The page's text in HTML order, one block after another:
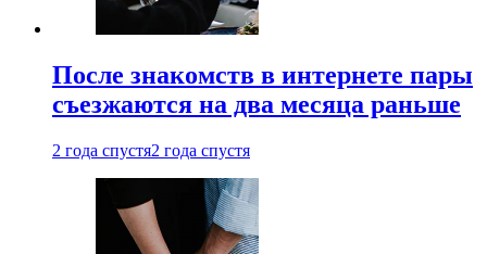
После знакомств в интернете пары
съезжаются на два месяца раньше
2 года спустя2 года спустя